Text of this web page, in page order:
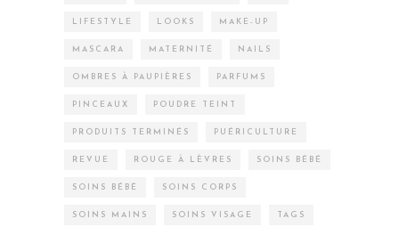
LIFESTYLE LOOKS MAKE-UP
MASCARA MATERNITÉ NAILS
OMBRES À PAUPIÈRES PARFUMS
PINCEAUX POUDRE TEINT
PRODUITS TERMINÉS PUÉRICULTURE
REVUE ROUGE À LÈVRES SOINS BÉBÉ
SOINS BÉBÉ SOINS CORPS
SOINS MAINS SOINS VISAGE TAGS